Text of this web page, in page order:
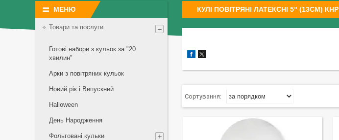
КУЛІ ПОВІТРЯНІ ЛАТЕКСНІ 5" (13СМ) КНР
Товари та послуги
Готові набори з кульок за "20
хвилин"
Арки з повітряних кульок
Новий рік і Випускний
Halloween
День Народження
Фольговані кульки